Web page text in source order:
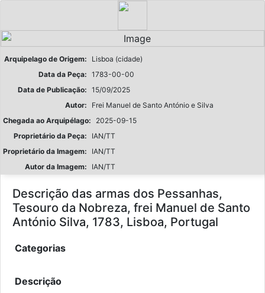
Arquipelago de Origem:
Lisboa (cidade)
Data da Peça: 1783-00-00
Data de Publicação: 15/09/2025
Autor:
Frei Manuel de Santo António e Silva
Chegada ao Arquipélago:
2025-09-15
Proprietário da Peça:
IAN/TT
Proprietário da Imagem:
IAN/TT
Autor da Imagem:
IAN/TT
Descrição das armas dos Pessanhas,
Tesouro da Nobreza, frei Manuel de Santo
António Silva, 1783, Lisboa, Portugal
Categorias
Descrição